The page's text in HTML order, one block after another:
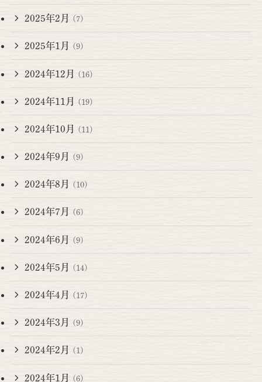
2025年2月 (7)
2025年1月 (9)
2024年12月 (16)
2024年11月 (19)
2024年10月 (11)
2024年9月 (9)
2024年8月 (10)
2024年7月 (6)
2024年6月 (9)
2024年5月 (14)
2024年4月 (17)
2024年3月 (9)
2024年2月 (1)
2024年1月 (6)